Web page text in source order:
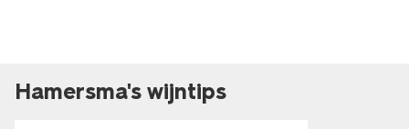
Hamersma's wijntips